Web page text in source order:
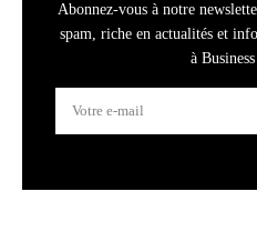
Abonnez-vous à notre
spam, riche en actualités et
à